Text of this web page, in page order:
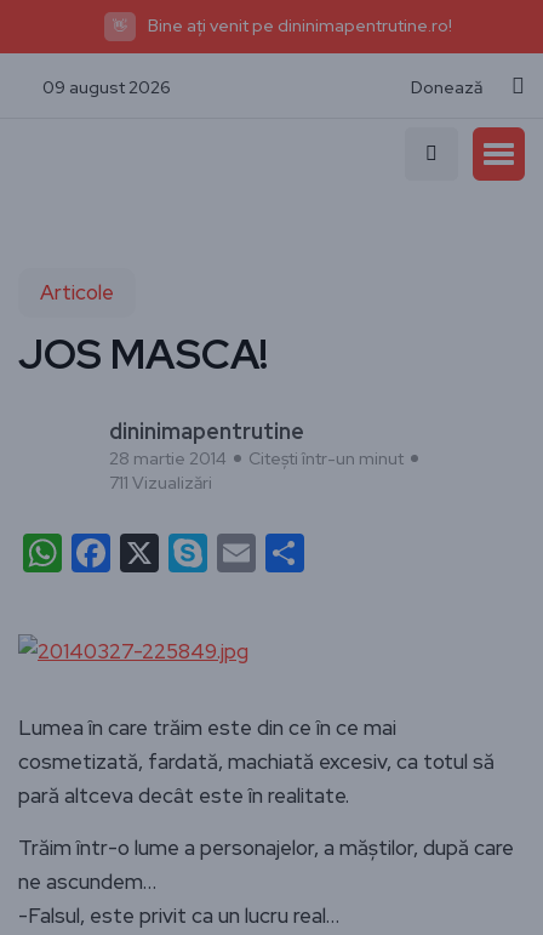
👋 Bine ați venit pe dininimapentrutine.ro!
09 august 2026 Donează
Articole
JOS MASCA!
dininimapentrutine
28 martie 2014
Citești într-un minut
711 Vizualizări
WhatsApp
Facebook
X Skype
Email
Lumea în care trăim este din ce în ce mai
cosmetizată, fardată, machiată excesiv, ca totul să
pară altceva decât este în realitate.
Trăim într-o lume a personajelor, a măștilor, după care
ne ascundem…
-Falsul, este privit ca un lucru real…